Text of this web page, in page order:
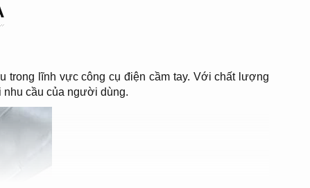
trong lĩnh vực công cụ điện cầm tay. Với chất lượng
cầu của người dùng.